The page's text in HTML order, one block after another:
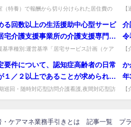
示願いたい。
（特養）で報酬から切り分けられた居住費の
回数以上の生活援助中心型サービ
宅介護支援事業所の介護支援専門員
ければならないケアプランとは、具
のか。
準種別:運営基準「居宅サービス計画（ケア
介
令
要件について、認知症高齢者の日常
／２以上であることが求められて
巡回・随時対応型訪問介護看護,夜間対応型訪
か
年
ケアマネ業務手引きとは 記事一覧 プ